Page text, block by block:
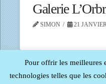
Galerie
SIMON 21
Pour offrir les meilleures
technologies telles que les